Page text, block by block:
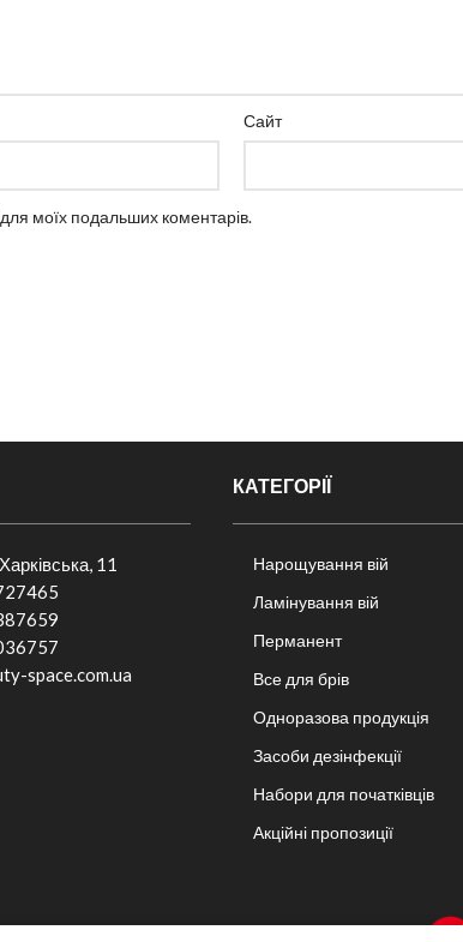
Сайт
моїх подальших коментарів.
11
space.com.ua
КАТЕГОРІЇ
Нарощування вій
Ламінування вій
Перманент
Все для брів
Одноразова продукція
Засоби дезінфекції
Набори для початківців
Акційні пропозиції